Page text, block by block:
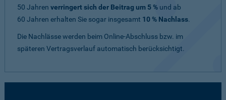
50 Jahren verringert sich der Beitrag um 5 % und ab
60 Jahren erhalten Sie sogar insgesamt 10 % Nachlass.
Die Nachlässe werden beim Online-Abschluss bzw. im
späteren Vertragsverlauf automatisch berücksichtigt.